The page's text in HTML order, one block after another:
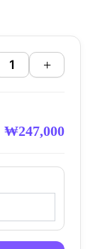
+
₩247,000